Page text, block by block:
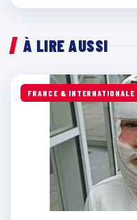
À LIRE AUSSI
FRANCE & INTERNATIONALE